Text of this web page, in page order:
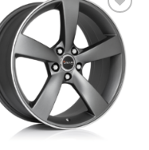
Aggiungi
alla lista
desideri